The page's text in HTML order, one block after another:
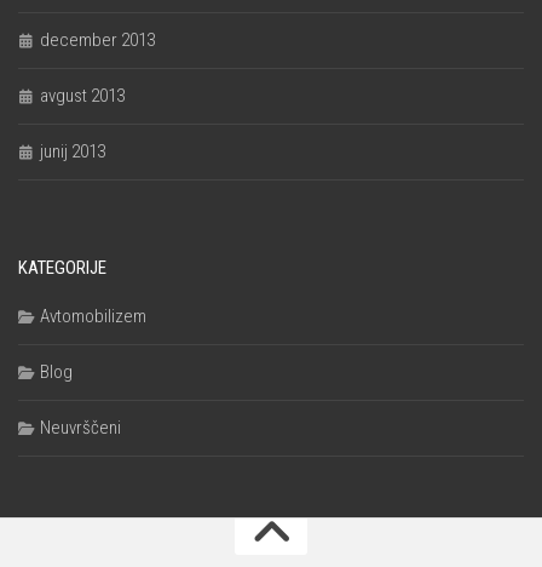
december 2013
avgust 2013
junij 2013
KATEGORIJE
Avtomobilizem
Blog
Neuvrščeni